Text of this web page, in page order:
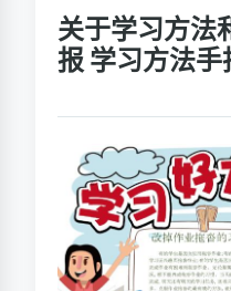
关于学习方法
报 学习方法手